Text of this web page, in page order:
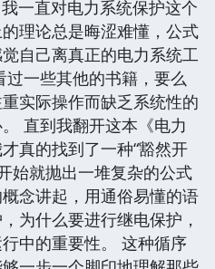
一直对电力系统保护这个
理论总是晦涩难懂，公式
自己离真正的电力系统工
一些其他的书籍，要么
实际操作而缺乏系统性的
直到我翻开这本《电力
真的找到了一种“豁然开
始就抛出一堆复杂的公式
念讲起，用通俗易懂的语
为什么要进行继电保护，
中的重要性。 这种循序